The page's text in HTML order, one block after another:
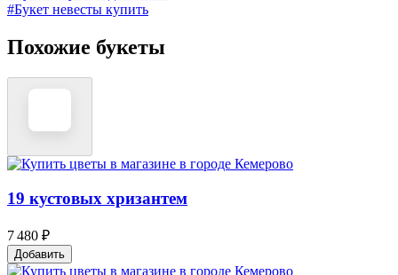
#Букет невесты купить
Похожие букеты
19 кустовых хризантем
7 480 ₽
Добавить